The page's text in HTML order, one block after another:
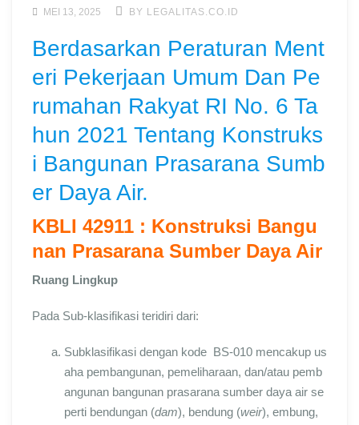
MEI 13, 2025 BY LEGALITAS.CO.ID
Berdasarkan Peraturan Ment
eri Pekerjaan Umum Dan Pe
rumahan Rakyat RI No. 6 Ta
hun 2021 Tentang Konstruks
i Bangunan Prasarana Sumb
er Daya Air.
KBLI 42911 : Konstruksi Bangu
nan Prasarana Sumber Daya Air
Ruang Lingkup
Pada Sub-klasifikasi teridiri dari:
Subklasifikasi dengan kode BS-010 mencakup us
aha pembangunan, pemeliharaan, dan/atau pemb
angunan bangunan prasarana sumber daya air se
perti bendungan (dam), bendung (weir), embung,